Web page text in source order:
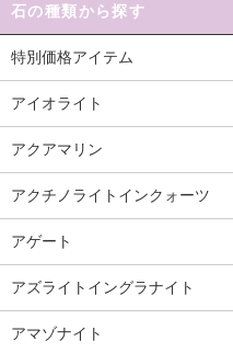
石の種類から探す
特別価格アイテム
アイオライト
アクアマリン
アクチノライトインクォーツ
アゲート
アズライトイングラナイト
アマゾナイト